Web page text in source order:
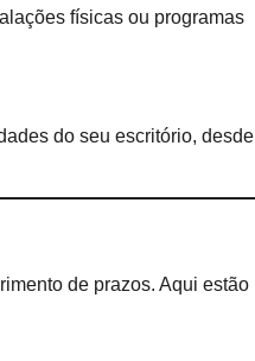
físicas ou programas
do seu escritório, desde
de prazos. Aqui estão